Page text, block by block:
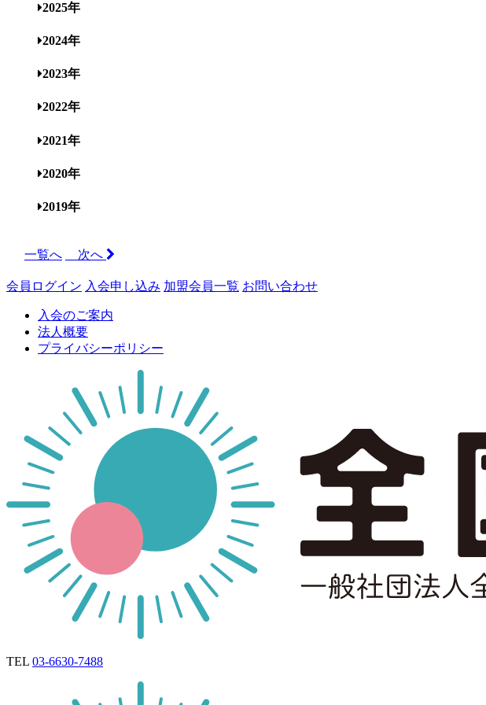
2025年
2024年
2023年
2022年
2021年
2020年
2019年
一覧へ 次へ
会員ログイン 入会申し込み 加盟会員一覧 お問い合わせ
入会のご案内
法人概要
プライバシーポリシー
TEL 03-6630-7488